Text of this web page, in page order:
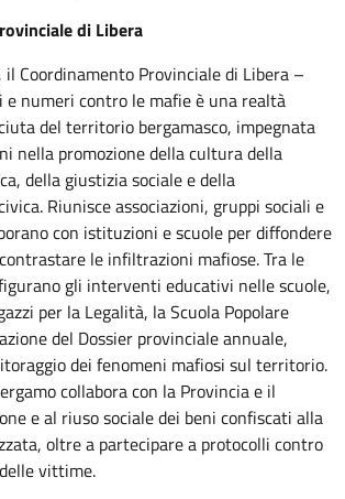
di Libera
Coordinamento Provinciale di Libera –
e numeri contro le mafie è una realtà
del territorio bergamasco, impegnata
nella promozione della cultura della
della giustizia sociale e della
Riunisce associazioni, gruppi sociali e
con istituzioni e scuole per diffondere
le infiltrazioni mafiose. Tra le
gli interventi educativi nelle scuole,
per la Legalità, la Scuola Popolare
del Dossier provinciale annuale,
dei fenomeni mafiosi sul territorio.
collabora con la Provincia e il
e al riuso sociale dei beni confiscati alla
oltre a partecipare a protocolli contro
vittime.